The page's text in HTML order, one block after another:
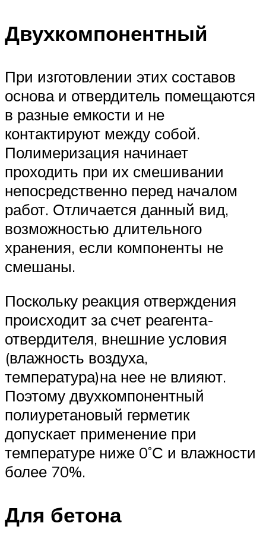
Двухкомпонентный
При изготовлении этих составов
основа и отвердитель помещаются
в разные емкости и не
контактируют между собой.
Полимеризация начинает
проходить при их смешивании
непосредственно перед началом
работ. Отличается данный вид,
возможностью длительного
хранения, если компоненты не
смешаны.
Поскольку реакция отверждения
происходит за счет реагента-
отвердителя, внешние условия
(влажность воздуха,
температура)на нее не влияют.
Поэтому двухкомпонентный
полиуретановый герметик
допускает применение при
температуре ниже 0˚С и влажности
более 70%.
Для бетона